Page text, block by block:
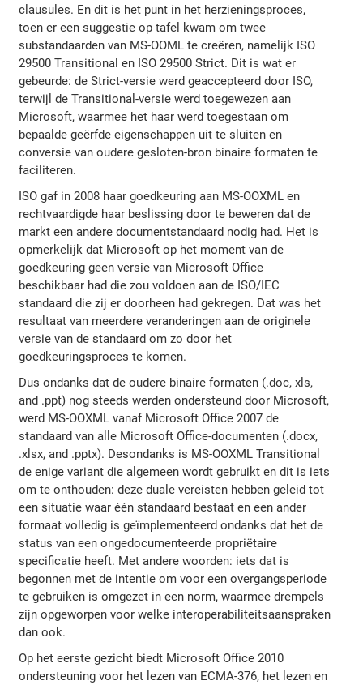
clausules. En dit is het punt in het herzieningsproces,
toen er een suggestie op tafel kwam om twee
substandaarden van MS-OOML te creëren, namelijk ISO
29500 Transitional en ISO 29500 Strict. Dit is wat er
gebeurde: de Strict-versie werd geaccepteerd door ISO,
terwijl de Transitional-versie werd toegewezen aan
Microsoft, waarmee het haar werd toegestaan om
bepaalde geërfde eigenschappen uit te sluiten en
conversie van oudere gesloten-bron binaire formaten te
faciliteren.
ISO gaf in 2008 haar goedkeuring aan MS-OOXML en
rechtvaardigde haar beslissing door te beweren dat de
markt een andere documentstandaard nodig had. Het is
opmerkelijk dat Microsoft op het moment van de
goedkeuring geen versie van Microsoft Office
beschikbaar had die zou voldoen aan de ISO/IEC
standaard die zij er doorheen had gekregen. Dat was het
resultaat van meerdere veranderingen aan de originele
versie van de standaard om zo door het
goedkeuringsproces te komen.
Dus ondanks dat de oudere binaire formaten (.doc, xls,
and .ppt) nog steeds werden ondersteund door Microsoft,
werd MS-OOXML vanaf Microsoft Office 2007 de
standaard van alle Microsoft Office-documenten (.docx,
.xlsx, and .pptx). Desondanks is MS-OOXML Transitional
de enige variant die algemeen wordt gebruikt en dit is iets
om te onthouden: deze duale vereisten hebben geleid tot
een situatie waar één standaard bestaat en een ander
formaat volledig is geïmplementeerd ondanks dat het de
status van een ongedocumenteerde propriëtaire
specificatie heeft. Met andere woorden: iets dat is
begonnen met de intentie om voor een overgangsperiode
te gebruiken is omgezet in een norm, waarmee drempels
zijn opgeworpen voor welke interoperabiliteitsaanspraken
dan ook.
Op het eerste gezicht biedt Microsoft Office 2010
ondersteuning voor het lezen van ECMA-376, het lezen en